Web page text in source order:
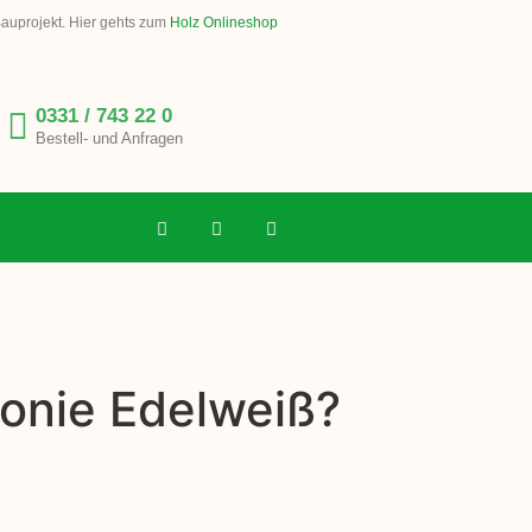
Hier gehts zum Holz Onlineshop
0331 / 743 22 0
Bestell- und Anfragen
Edelweiß?